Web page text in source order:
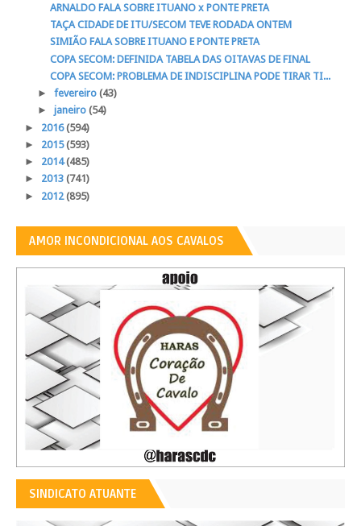
ARNALDO FALA SOBRE ITUANO x PONTE PRETA
TAÇA CIDADE DE ITU/SECOM TEVE RODADA ONTEM
SIMIÃO FALA SOBRE ITUANO E PONTE PRETA
COPA SECOM: DEFINIDA TABELA DAS OITAVAS DE FINAL
COPA SECOM: PROBLEMA DE INDISCIPLINA PODE TIRAR TI...
► fevereiro (43)
► janeiro (54)
► 2016(594)
► 2015(593)
► 2014(485)
► 2013 (741)
► 2012(895)
AMOR INCONDICIONAL AOS CAVALOS
SINDICATO ATUANTE